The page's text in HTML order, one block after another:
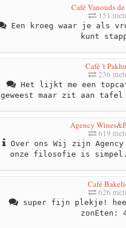
Café Vanouds
151
Een kroeg waar je als
kunt
Café 't
236
Het lijkt me een
geweest maar zit aan
Agency
619
Over ons Wij zijn Agency
onze filosofie is
Café
626
super fijn plekje!
zonEten: